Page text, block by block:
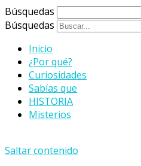
Búsquedas
Búsquedas
Inicio
¿Por qué?
Curiosidades
Sabías que
HISTORIA
Misterios
Saltar contenido